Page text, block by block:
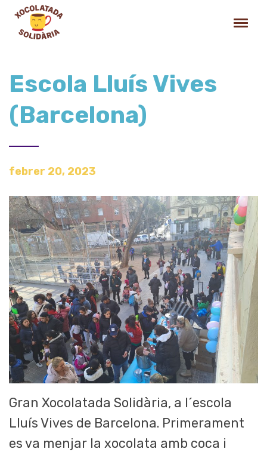
Escola Lluís Vives
(Barcelona)
febrer 20, 2023
Gran Xocolatada Solidària, a l´escola
Lluís Vives de Barcelona. Primerament
es va menjar la xocolata amb coca i